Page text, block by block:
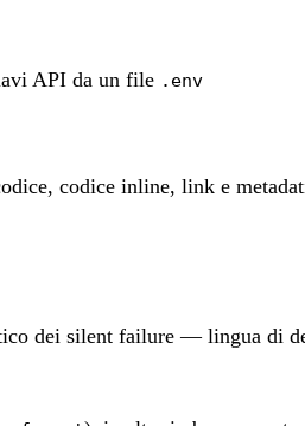
API da un file .env
codice inline, link e
dei silent failure — lingua di